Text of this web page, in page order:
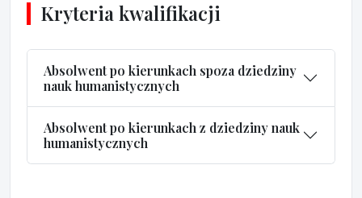
Kryteria kwalifikacji
Absolwent po kierunkach spoza dziedziny
nauk humanistycznych
Absolwent po kierunkach z dziedziny nauk
humanistycznych